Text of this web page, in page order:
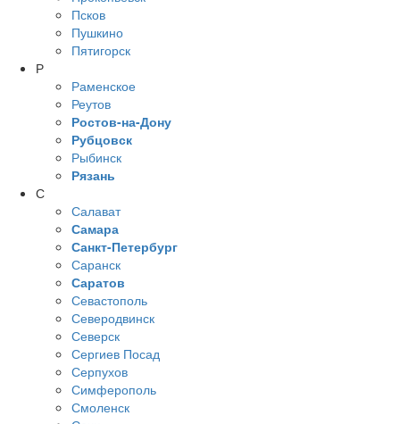
Псков
Пушкино
Пятигорск
Р
Раменское
Реутов
Ростов-на-Дону
Рубцовск
Рыбинск
Рязань
С
Салават
Самара
Санкт-Петербург
Саранск
Саратов
Севастополь
Северодвинск
Северск
Сергиев Посад
Серпухов
Симферополь
Смоленск